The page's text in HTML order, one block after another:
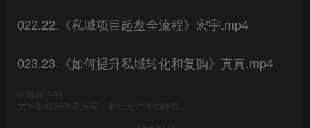
022.22.《私域项目起盘全流程》宏宇.mp4
023.23.《如何提升私域转化和复购》真真.mp4
版权声明
文章版权归作者所有，未经允许请勿转载。